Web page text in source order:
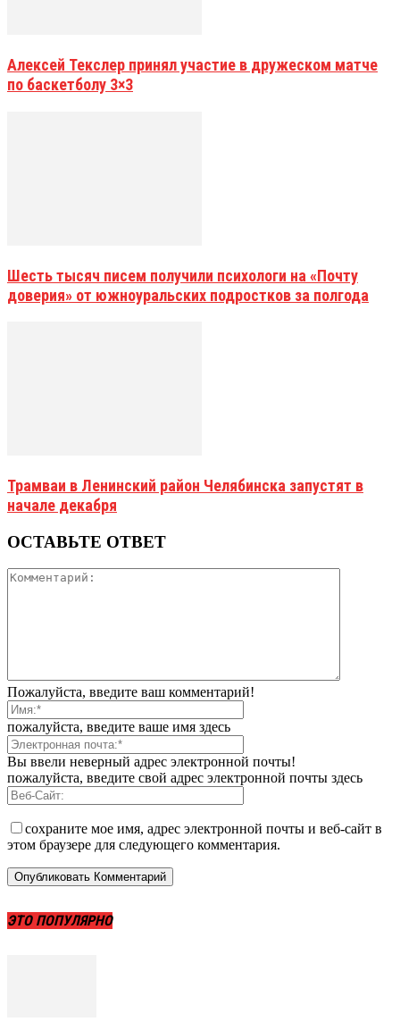
Алексей Текслер принял участие в дружеском матче
по баскетболу 3×3
Шесть тысяч писем получили психологи на «Почту
доверия» от южноуральских подростков за полгода
Трамваи в Ленинский район Челябинска запустят в
начале декабря
ОСТАВЬТЕ ОТВЕТ
Пожалуйста, введите ваш комментарий!
пожалуйста, введите ваше имя здесь
Вы ввели неверный адрес электронной почты!
пожалуйста, введите свой адрес электронной почты здесь
сохраните мое имя, адрес электронной почты и веб-сайт в
этом браузере для следующего комментария.
ЭТО ПОПУЛЯРНО